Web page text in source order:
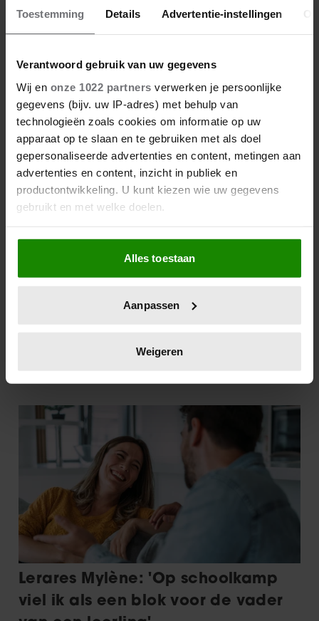
Toestemming Details Advertentie-instellingen
Verantwoord gebruik van uw gegevens
Wij en onze 1022 partners verwerken je persoonlijke
gegevens (bijv. uw IP-adres) met behulp van
technologieën zoals cookies om informatie op uw
apparaat op te slaan en te gebruiken met als doel
gepersonaliseerde advertenties en content, metingen aan
advertenties en content, inzicht in publiek en
productontwikkeling. U kunt kiezen wie uw gegevens
gebruikt en met welke doelen.
Als u het toestaat, willen we ook graag:
Informatie verzamelen over uw geografische
locatie, die tot een paar meter nauwkeurig kan zijn
scannen op specifieke eigenschappen (fingerprinting)
verwerkt en stel uw voorkeuren in het
intrekken in de Cookieverklaring.
We gebruiken cookies om content en advertenties te
personaliseren, om functies voor social media te bieden
en om ons websiteverkeer te analyseren. Ook delen we
informatie over uw gebruik van onze site met onze
partners voor social media, adverteren en analyse. Deze
partners kunnen deze gegevens combineren met andere
informatie die u aan ze heeft verstrekt of die ze hebben
verzameld op basis van uw gebruik van hun services. U
gaat akkoord met onze cookies als u onze website blijft
gebruiken.
Alles toestaan
Aanpassen
Weigeren